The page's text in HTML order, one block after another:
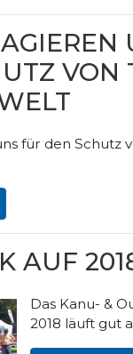
VON
für den Schutz
AUF
Das Kanu- &
2018 läuft gut